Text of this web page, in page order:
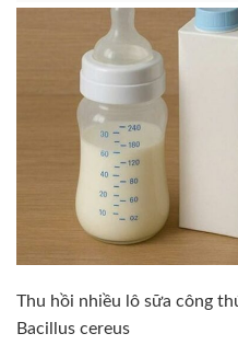
Thu hồi nhiều lô sữa công
Bacillus cereus